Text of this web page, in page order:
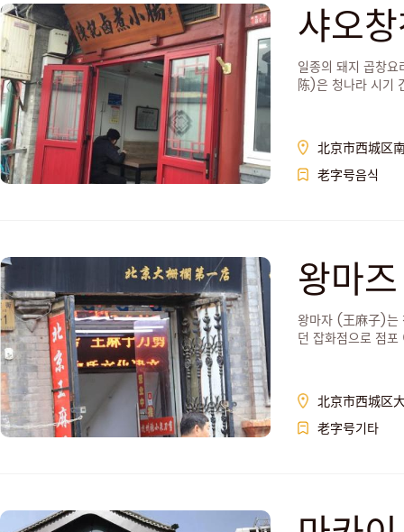
샤오
일종의 돼지 곱창
陈)은 청나라 시기
北京市西城区
老字号음식
왕마
왕마자 (王麻子)는
던 잡화점으로 점
北京市西城区
老字号기타